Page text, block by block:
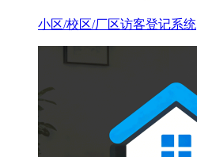
小区/校区/厂区访客登记系统